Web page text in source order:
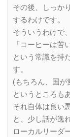
その後、しっか
するわけです。
そういうわけで、
「コーヒーは苦
という常識を持
す。
(もちろん、国が
というところも
それ自体は良い
と、少し話が逸
ローカルリーダ